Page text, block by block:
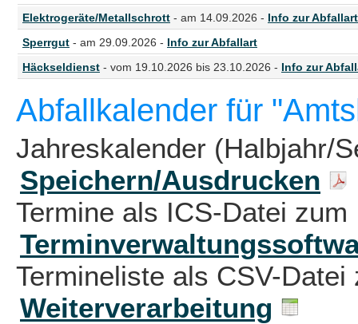
Elektrogeräte/Metallschrott - am 14.09.2026 - Info zur Abfallart
Sperrgut - am 29.09.2026 - Info zur Abfallart
Häckseldienst - vom 19.10.2026 bis 23.10.2026 - Info zur
Abfallkalender für
Jahreskalender (Halbjahr/
Speichern/Ausdrucken
Termine als ICS-Datei zum
Termineliste als CSV-
Weiterverarbeitung